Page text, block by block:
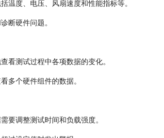
温度、电压、风扇速度和性能指标等。
断硬件问题。
看测试过程中各项数据的变化。
多个硬件组件的数据。
要调整测试时间和负载强度。